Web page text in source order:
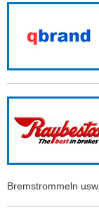
Bremstrommeln usw.